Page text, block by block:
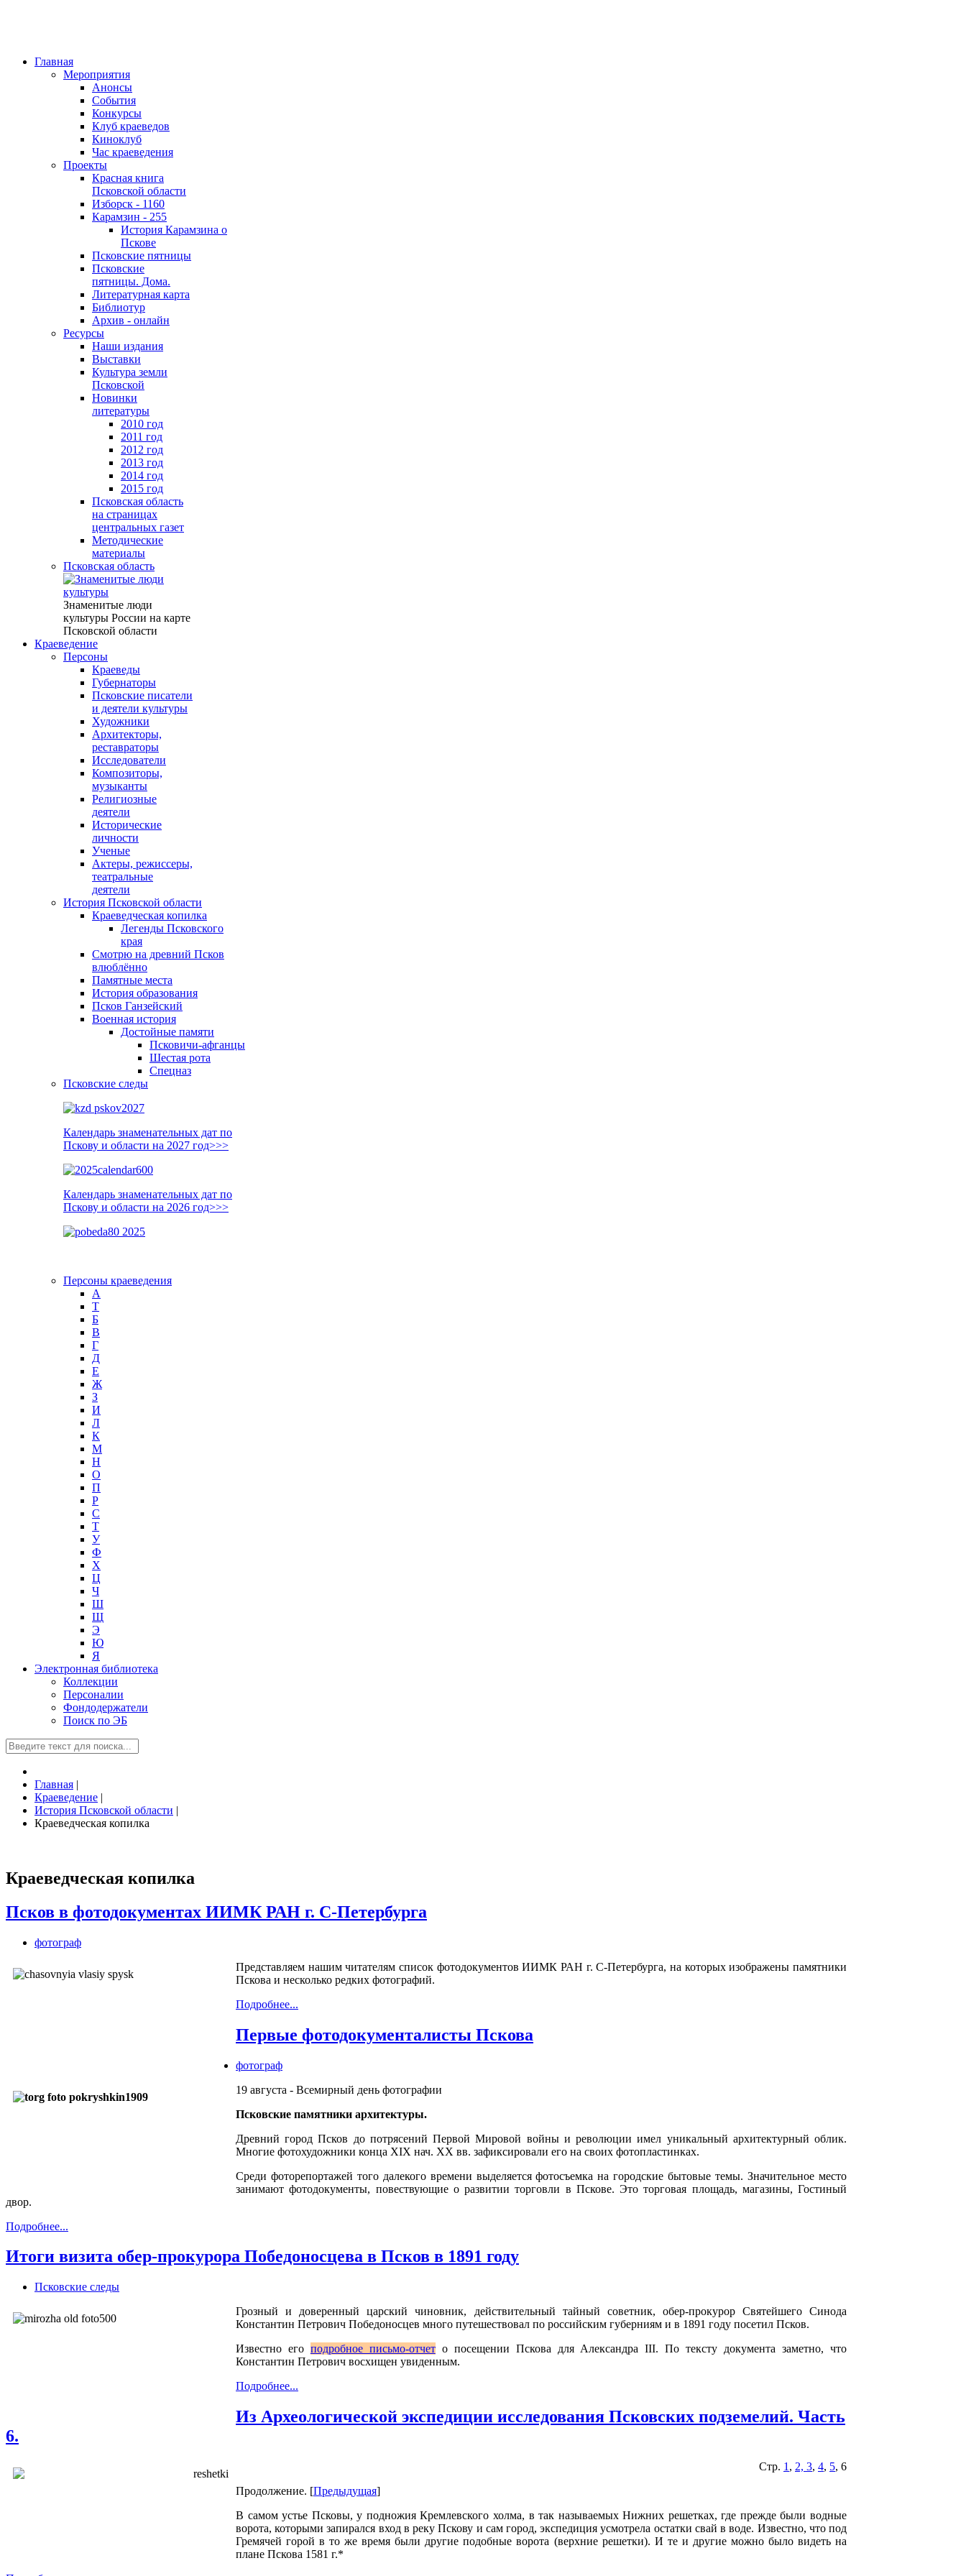
Главная
Мероприятия
Анонсы
События
Конкурсы
Клуб краеведов
Киноклуб
Час краеведения
Проекты
Красная книга
Псковской области
Изборск - 1160
Карамзин - 255
История Карамзина о
Пскове
Псковские пятницы
Псковские
пятницы. Дома.
Литературная карта
Библиотур
Архив - онлайн
Ресурсы
Наши издания
Выставки
Культура земли
Псковской
Новинки
литературы
2010 год
2011 год
2012 год
2013 год
2014 год
2015 год
Псковская область
на страницах
центральных газет
Методические
материалы
Псковская область
Знаменитые люди
культуры России на карте
Псковской области
Краеведение
Персоны
Краеведы
Губернаторы
Псковские писатели
и деятели культуры
Художники
Архитекторы,
реставраторы
Исследователи
Композиторы,
музыканты
Религиозные
деятели
Исторические
личности
Ученые
Актеры, режиссеры,
театральные
деятели
История Псковской области
Краеведческая копилка
Легенды Псковского
края
Смотрю на древний Псков
влюблённо
Памятные места
История образования
Псков Ганзейский
Военная история
Достойные памяти
Псковичи-афганцы
Шестая рота
Спецназ
Псковские следы
Календарь знаменательных дат по
Пскову и области на 2027 год>>>
Календарь знаменательных дат по
Пскову и области на 2026 год>>>
Персоны краеведения
А
T
Б
В
Г
Д
Е
Ж
З
И
Л
К
М
Н
О
П
Р
С
Т
У
Ф
Х
Ц
Ч
Ш
Щ
Э
Ю
Я
Электронная библиотека
Коллекции
Персоналии
Фондодержатели
Поиск по ЭБ
Главная |
Краеведение |
История Псковской области |
Краеведческая копилка
Краеведческая копилка
Псков в фотодокументах ИИМК РАН г. С-Петербурга
фотограф
Представляем нашим читателям список фотодокументов ИИМК РАН г. С-Петербурга, на которых изображены памятники
Пскова и несколько редких фотографий.
Подробнее...
Первые фотодокументалисты Пскова
фотограф
19 августа - Всемирный день фотографии
Псковские памятники архитектуры.
Древний город Псков до потрясений Первой Мировой войны и революции имел уникальный архитектурный облик.
Многие фотохудожники конца XIX нач. XX вв. зафиксировали его на своих фотопластинках.
Среди фоторепортажей того далекого времени выделяется фотосъемка на городские бытовые темы. Значительное место
занимают фотодокументы, повествующие о развитии торговли в Пскове. Это торговая площадь, магазины, Гостиный
двор.
Подробнее...
Итоги визита обер-прокурора Победоносцева в Псков в 1891 году
Псковские следы
Грозный и доверенный царский чиновник, действительный тайный советник, обер-прокурор Святейшего Синода
Константин Петрович Победоносцев много путешествовал по российским губерниям и в 1891 году посетил Псков.
Известно его подробное письмо-отчето посещении Пскова для Александра III. По тексту документа заметно, что
Константин Петрович восхищен увиденным.
Подробнее...
Из Археологической экспедиции исследования Псковских подземелий. Часть
6.
Стр. 1 , 2, 3, 4, 5, 6
Продолжение. [Предыдущая]
В самом устье Псковы, у подножия Кремлевского холма, в так называемых Нижних решетках, где прежде были водные
ворота, которыми запирался вход в реку Пскову и сам город, экспедиция усмотрела остатки свай в воде. Известно, что под
Гремячей горой в то же время были другие подобные ворота (верхние решетки). И те и другие можно было видеть на
плане Пскова 1581 г.*